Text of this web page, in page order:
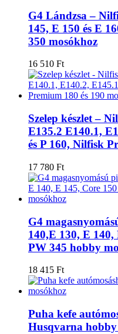
G4 Lándzsa –
145, E 150 és E
350 mosókhoz
16 510 Ft
Szelep készlet –
E135.2 E140.1,
és P 160, Nilfisk
17 780 Ft
G4
140,E 130, E
PW 345 hobby
18 415 Ft
Puha kefe
Husqvarna